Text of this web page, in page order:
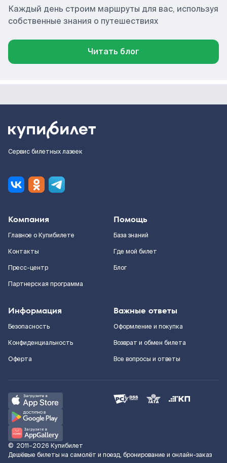
Каждый день строим маршруты для вас, используя
собственные знания о путешествиях
Читать блог
Сервис билетных лазеек
Компания
Главное о Купибилете
Контакты
Пресс-центр
Партнерская программа
Помощь
База знаний
Где мой билет
Блог
Информация
Безопасность
Конфиденциальность
Оферта
Важные ответы
Оформление и покупка
Возврат и обмен билета
Все вопросы и ответы
© 2011–2026 Купибилет
Дешёвые билеты на самолёт и поезд, бронирование и онлайн-заказ